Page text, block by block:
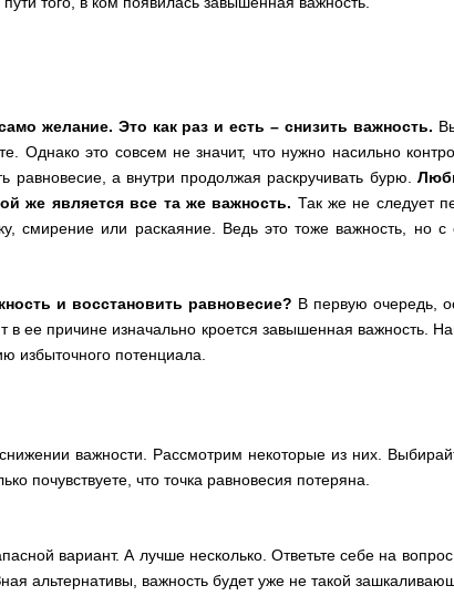
желание. Это как раз и есть – снизить важность.
Однако это совсем не значит, что нужно насильно
равновесие, а внутри продолжая раскручивать бурю.
же является все та же важность. Так же не следует
смирение или раскаяние. Ведь это тоже важность, но с
и восстановить равновесие? В первую очередь,
в ее причине изначально кроется завышенная важность.
избыточного потенциала.
важности. Рассмотрим некоторые из них.
почувствуете, что точка равновесия потеряна.
вариант. А лучше несколько. Ответьте себе на
альтернативы, важность будет уже не такой